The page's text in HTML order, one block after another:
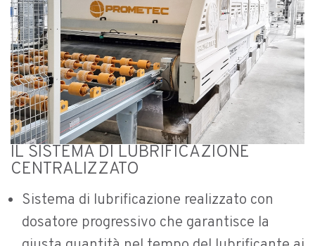
IL SISTEMA DI LUBRIFICAZIONE
CENTRALIZZATO
Sistema di lubrificazione realizzato con
dosatore progressivo che garantisce la